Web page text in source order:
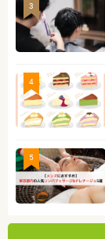
3
4
5